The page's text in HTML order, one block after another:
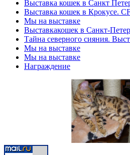
Выставка кошек в Санкт
Выставка кошек в Крокусе.
Мы на выставке
Выставкакошек в Санкт-
Тайна северного сияния.
Мы на выставке
Мы на выставке
Награждение